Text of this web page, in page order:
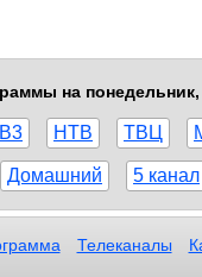
на понедельник,
НТВ ТВЦ
Домашний 5 канал
Телеканалы